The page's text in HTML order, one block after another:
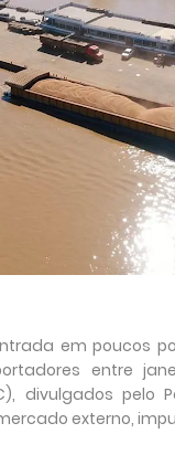
em poucos
entre
divulgados
externo,